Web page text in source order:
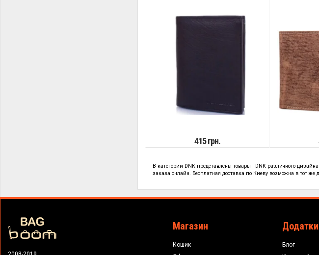
415 грн.
В категории DNK представлены товары - DNK различного
заказа онлайн. Бесплатная доставка по Киеву возможна в тот же
Магазин
Кошик
Додатки
Блог